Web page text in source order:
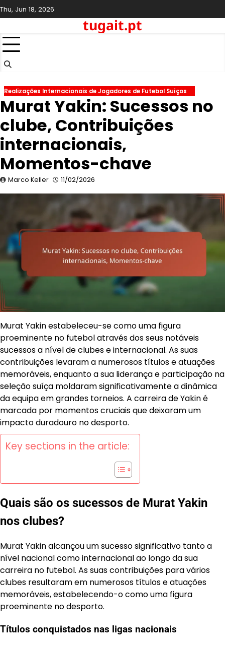
Skip
to
Thu, Jun 18, 2026
tugait.pt
Realizações Internacionais de Jogadores de Futebol Suíços
Murat Yakin: Sucessos no
clube, Contribuições
internacionais,
Momentos-chave
Marco Keller 11/02/2026
Murat Yakin estabeleceu-se como uma figura
proeminente no futebol através dos seus notáveis
sucessos a nível de clubes e internacional. As suas
contribuições levaram a numerosos títulos e atuações
memoráveis, enquanto a sua liderança e participação na
seleção suíça moldaram significativamente a dinâmica
da equipa em grandes torneios. A carreira de Yakin é
marcada por momentos cruciais que deixaram um
impacto duradouro no desporto.
Key sections in the article:
Quais são os sucessos de Murat Yakin
nos clubes?
Murat Yakin alcançou um sucesso significativo tanto a
nível nacional como internacional ao longo da sua
carreira no futebol. As suas contribuições para vários
clubes resultaram em numerosos títulos e atuações
memoráveis, estabelecendo-o como uma figura
proeminente no desporto.
Títulos conquistados nas ligas nacionais